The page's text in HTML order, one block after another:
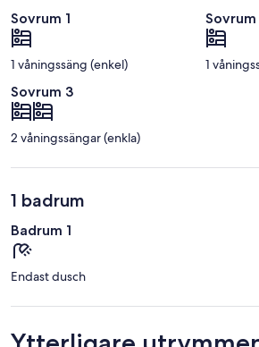
Sovrum 1
1 våningssäng (enkel)
Sovrum
1
Sovrum 3
2 våningssängar (enkla)
1 badrum
Badrum 1
Endast dusch